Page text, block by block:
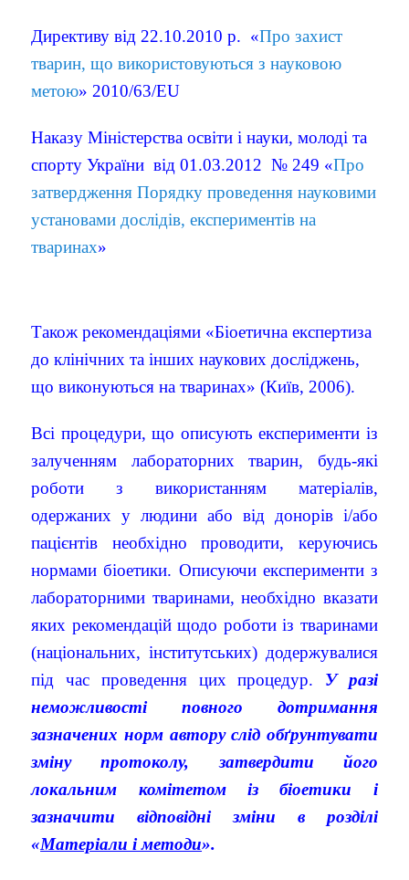
Директивувід 22.10.2010 р. «Про захист
тварин, що використовуються з науковою
метою» 2010/63/EU
Наказу Міністерства освіти і науки, молоді та
спорту України від 01.03.2012 № 249 «Про
затвердження Порядку проведення науковими
установами дослідів, експериментів на
тваринах»
Також рекомендаціями «Біоетична експертиза
до клінічних та інших наукових досліджень,
що виконуються на тваринах» (Київ, 2006).
Всі процедури, що описують експерименти із
залученням лабораторних тварин, будь-які
роботи з використанням матеріалів,
одержаних у людини або від донорів і/або
пацієнтів необхідно проводити, керуючись
нормами біоетики. Описуючи експерименти з
лабораторними тваринами, необхідно вказати
яких рекомендацій щодо роботи із тваринами
(національних, інститутських) додержувалися
під час проведення цих процедур. У разі
неможливості повного дотримання
зазначених норм автору слід обґрунтувати
зміну протоколу, затвердити його
локальним комітетом із біоетики і
зазначити відповідні зміни в розділі
«Матеріали і методи».